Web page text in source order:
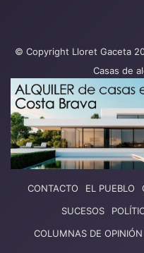
© Copyright Lloret Gaceta
Casas de
CONTACTO EL PUEBLO
SUCESOS
COLUMNAS DE OPINIÓN